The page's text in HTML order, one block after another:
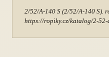
2/52/A-140 S (2/52/A-140 S).
https://ropiky.cz/katalog/2-52-